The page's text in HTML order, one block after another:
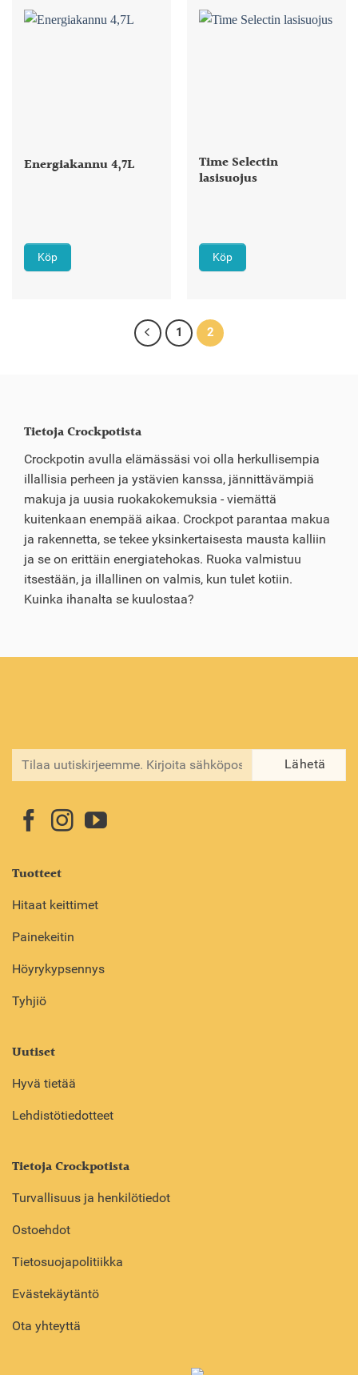
Energiakannu 4,7L
Köp
Time Selectin
lasisuojus
Köp
1 2
Tietoja Crockpotista
Crockpotin avulla elämässäsi voi olla herkullisempia
illallisia perheen ja ystävien kanssa, jännittävämpiä
makuja ja uusia ruokakokemuksia - viemättä
kuitenkaan enempää aikaa. Crockpot parantaa makua
ja rakennetta, se tekee yksinkertaisesta mausta kalliin
ja se on erittäin energiatehokas. Ruoka valmistuu
itsestään, ja illallinen on valmis, kun tulet kotiin.
Kuinka ihanalta se kuulostaa?
Tuotteet
Hitaat keittimet
Painekeitin
Höyrykypsennys
Tyhjiö
Uutiset
Hyvä tietää
Lehdistötiedotteet
Tietoja Crockpotista
Turvallisuus ja henkilötiedot
Ostoehdot
Tietosuojapolitiikka
Evästekäytäntö
Ota yhteyttä